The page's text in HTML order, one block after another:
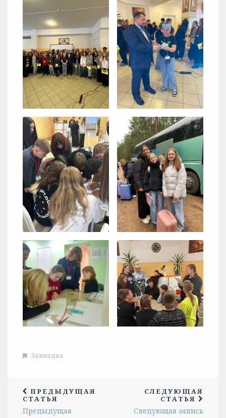
Закладка
ПРЕДЫДУЩАЯ
СТАТЬЯ
Предыдущая
СЛЕДУЮЩАЯ
СТАТЬЯ
Следующая запись